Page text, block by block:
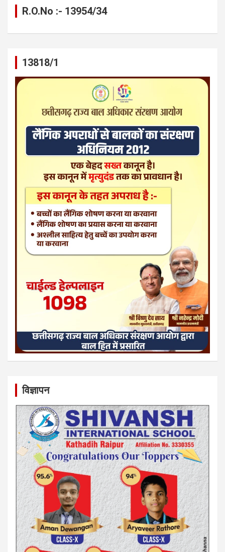
R.O.No :- 13954/34
13818/1
विज्ञापन